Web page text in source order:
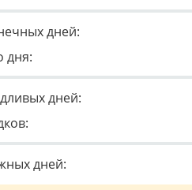
дней:
дня:
дней:
дней: